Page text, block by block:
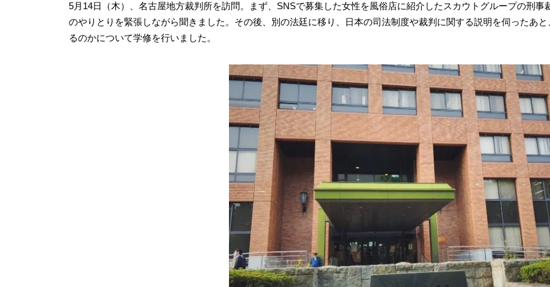
5月14日（木）、名古屋地方裁判所を訪問。まず、SNSで募集した女性を風俗店に紹介したスカウトグループの刑
のやりとりを緊張しながら聞きました。その後、別の法廷に移り、日本の司法制度や裁判に関する説明を伺ったあ
るのかについて学修を行いました。